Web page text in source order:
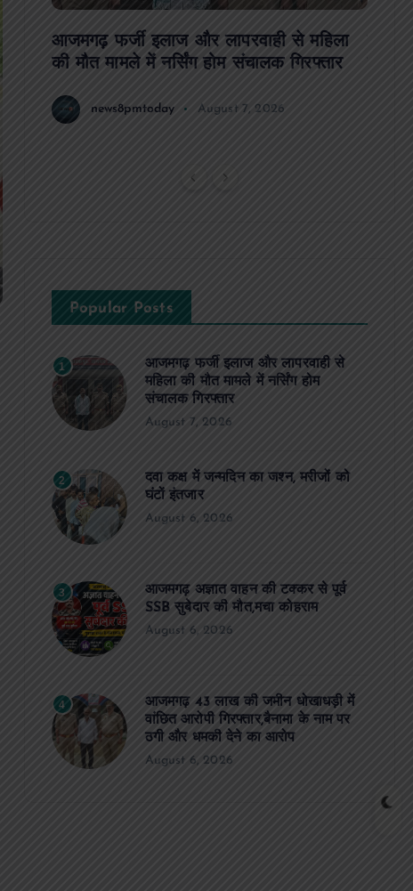
आजमगढ़ फर्जी इलाज और लापरवाही से महिला
की मौत मामले में नर्सिंग होम संचालक गिरफ्तार
news8pmtoday August 7, 2026
Popular Posts
1
आजमगढ़ फर्जी इलाज और लापरवाही से
महिला की मौत मामले में नर्सिंग होम
संचालक गिरफ्तार
August 7, 2026
2
दवा कक्ष में जन्मदिन का जश्न, मरीजों को
घंटों इंतजार
August 6, 2026
3
आजमगढ़ अज्ञात वाहन की टक्कर से पूर्व
SSB सुबेदार की मौत,मचा कोहराम
August 6, 2026
4
आजमगढ़ 43 लाख की जमीन धोखाधड़ी में
वांछित आरोपी गिरफ्तार,बैनामा के नाम पर
ठगी और धमकी देने का आरोप
August 6, 2026